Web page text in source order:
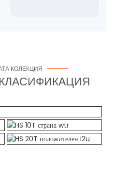
КОЛЕКЦИЯ